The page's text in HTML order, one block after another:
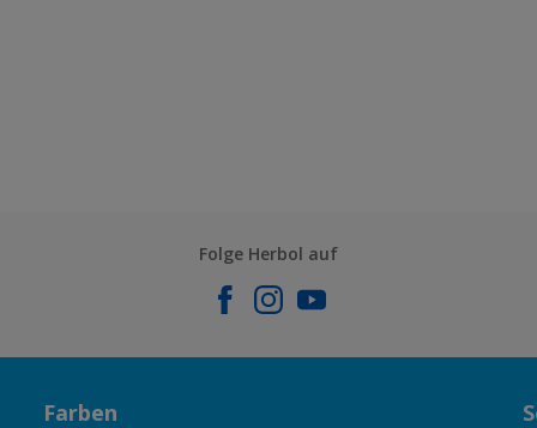
Folge Herbol auf
Farben